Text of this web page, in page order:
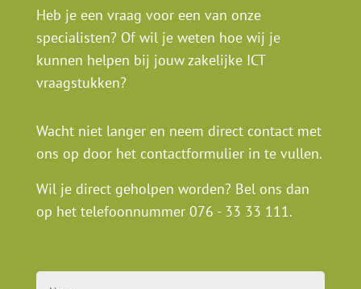
Heb je een vraag voor een van onze
specialisten? Of wil je weten hoe wij je
kunnen helpen bij jouw zakelijke ICT
vraagstukken?
Wacht niet langer en neem direct contact met
ons op door het contactformulier in te vullen.
Wil je direct geholpen worden? Bel ons dan
op het telefoonnummer 076 - 33 33 111.